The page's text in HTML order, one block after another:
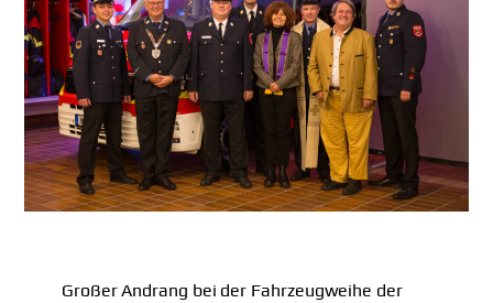
Großer Andrang bei der Fahrzeugweihe der